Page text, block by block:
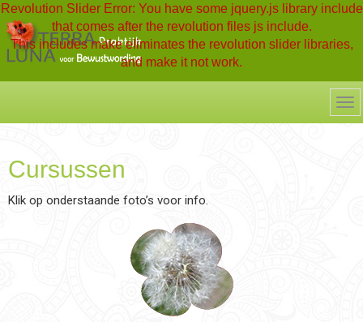
Revolution Slider Error: You have some jquery.js library include
that comes after the revolution files js include.
This includes make eliminates the revolution slider libraries,
and make it not work.
Put JS
Cursussen
Klik op onderstaande foto’s voor info.